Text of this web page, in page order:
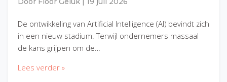
De ontwikkeling van Artificial Intelligence (AI) bevindt zich
in een nieuw stadium. Terwijl ondernemers massaal
de kans grijpen om de…
Lees verder »